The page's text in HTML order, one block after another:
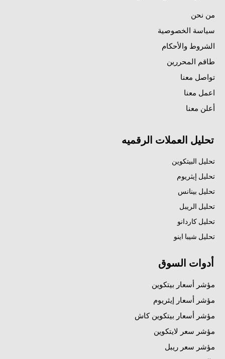
من نحن
سياسة الخصوصية
الشروط والأحكام
طاقم المحررين
تواصل معنا
اعمل معنا
أعلن معنا
تحليل العملات الرقميه
تحليل البيتكوين
تحليل إيثريوم
تحليل بينانس
تحليل الريبل
تحليل كاردانو
تحليل شيبا اينو
أدوات السوق
مؤشر أسعار بيتكوين
مؤشر أسعار إيثريوم
مؤشر أسعار بيتكوين كاش
مؤشر سعر لايتكوين
مؤشر سعر ريبل